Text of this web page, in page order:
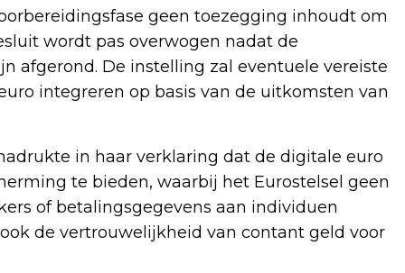
geen toezegging inhoudt om
wordt pas overwogen nadat de
afgerond. De instelling zal eventuele vereiste
integreren op basis van de uitkomsten van
in haar verklaring dat de digitale euro
te bieden, waarbij het Eurostelsel geen
of betalingsgegevens aan individuen
de vertrouwelijkheid van contant geld voor